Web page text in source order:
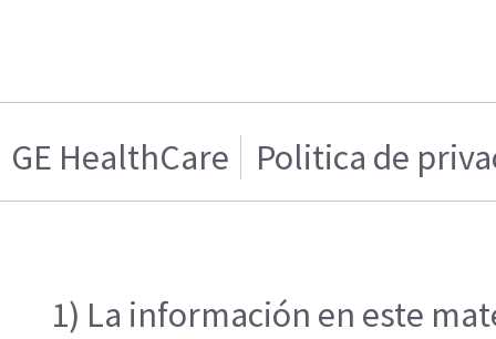
GE HealthCare Politica de
1) La información en este